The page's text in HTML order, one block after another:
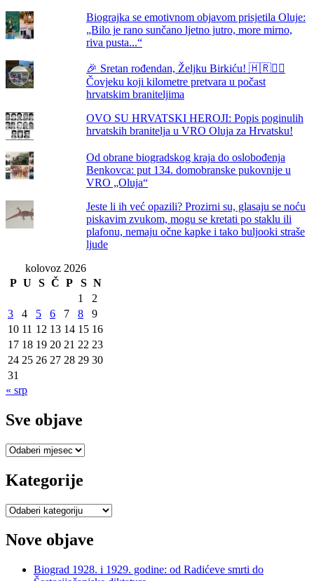
Biograjka se emotivnom objavom prisjetila Oluje:
„Bilo je rano sunčano ljetno jutro, more mirno,
riva pusta...“
🎉 Sretan rođendan, Željku Birkiću! 🇭🇷🏃‍♂️
Čovjeku koji kilometre pretvara u počast
hrvatskim braniteljima
OVO SU HRVATSKI HEROJI: Popis poginulih
hrvatskih branitelja u VRO Oluja za Hrvatsku!
Od obrane biogradskog kraja do oslobođenja
Benkovca: put 134. domobranske pukovnije u
VRO „Oluja“
Jeste li ih već opazili? Prozirni su, glasaju se noću
piskavim zvukom, mogu se kretati po staklu ili
plafonu, nemaju očne kapke i tako buljooki straše
ljude
kolovoz 2026
P U S Č P S N
1
2
3
4 5 6 7 8
9
10 11 12 13 14 15 16
17 18 19 20 21 22 23
24 25 26 27 28 29 30
31
« srp
Sve objave
Sve
Kategorije
Kategorije
Nove objave
Biograd 1928. i 1929. godine: od Radićeve smrti do